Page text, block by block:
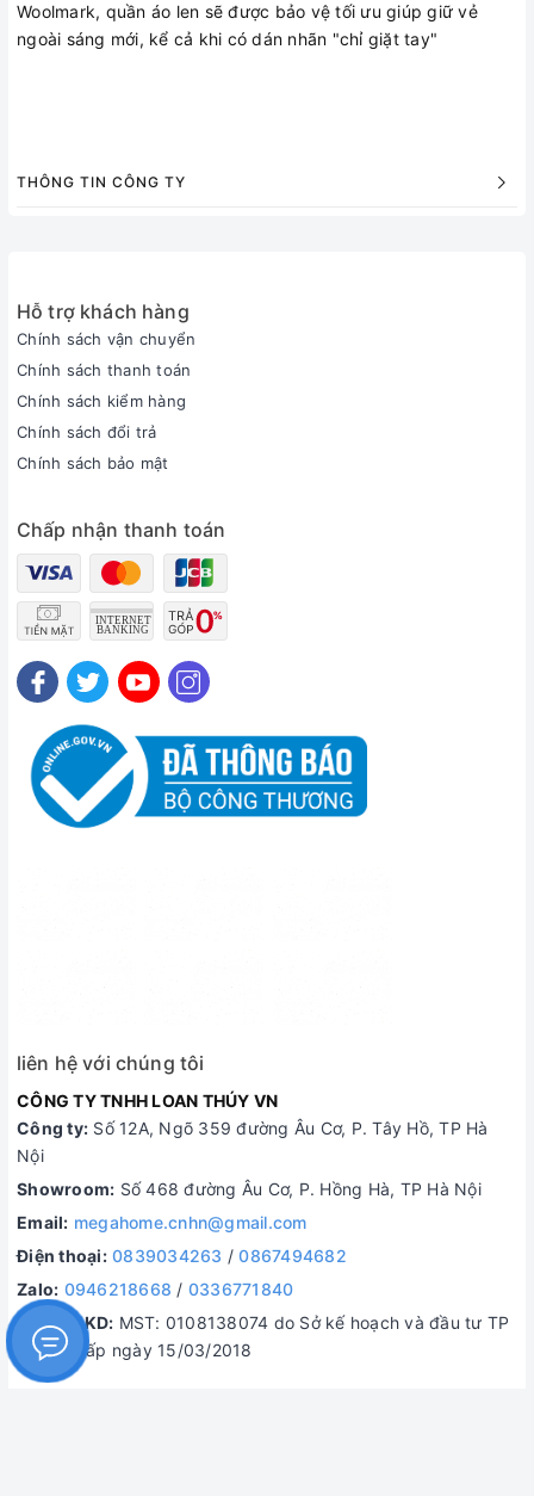
Woolmark, quần áo len sẽ được bảo vệ tối ưu giúp giữ vẻ
ngoài sáng mới, kể cả khi có dán nhãn "chỉ giặt tay"
THÔNG TIN CÔNG TY
Hỗ trợ khách hàng
Chính sách vận chuyển
Chính sách thanh toán
Chính sách kiểm hàng
Chính sách đổi trả
Chính sách bảo mật
Chấp nhận thanh toán
liên hệ với chúng tôi
CÔNG TY TNHH LOAN THÚY VN
Công ty: Số 12A, Ngõ 359 đường Âu Cơ, P. Tây Hồ, TP Hà
Nội
Showroom: Số 468 đường Âu Cơ, P. Hồng Hà, TP Hà Nội
Email: megahome.cnhn@gmail.com
Điện thoại: 0839034263 /0867494682
Zalo: 0946218668 / 0336771840
MST/ĐKKD: MST: 0108138074 do Sở kế hoạch và đầu tư TP
Hà Nội cấp ngày 15/03/2018